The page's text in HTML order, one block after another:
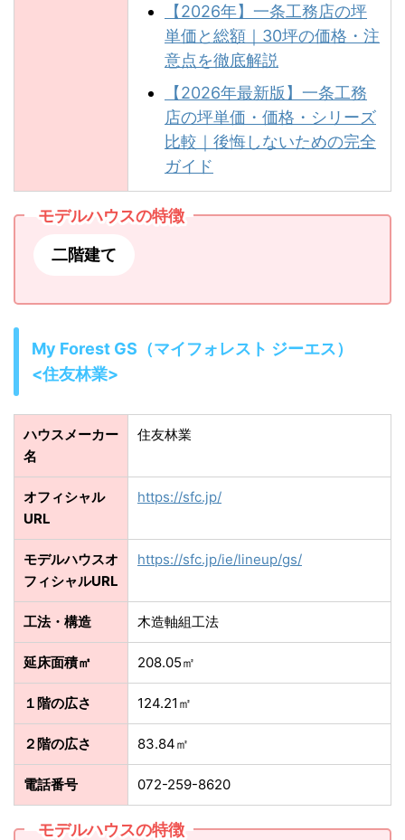
【2026年】一条工務店の坪
単価と総額｜30坪の価格・注
意点を徹底解説
【2026年最新版】一条工務
店の坪単価・価格・シリーズ
比較｜後悔しないための完全
ガイド
モデルハウスの特徴
二階建て
My Forest GS（マイフォレスト ジーエス）
<住友林業>
ハウスメーカー
名
住友林業
オフィシャル
URL
https://sfc.jp/
モデルハウスオ
フィシャルURL
https://sfc.jp/ie/lineup/gs/
工法・構造 木造軸組工法
延床面積㎡ 208.05㎡
１階の広さ 124.21㎡
２階の広さ 83.84㎡
電話番号 072-259-8620
モデルハウスの特徴